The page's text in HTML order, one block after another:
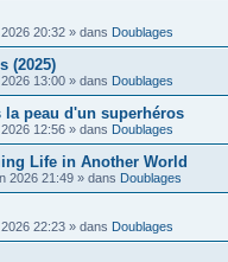
20:32 » dans Doublages
(2025)
13:00 » dans Doublages
la peau d'un superhéros
12:56 » dans Doublages
Life in Another World
2026 21:49 » dans Doublages
22:23 » dans Doublages